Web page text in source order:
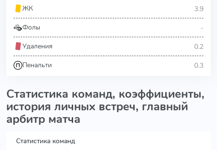
ЖК
3.9
Фолы -
Удаления 0.2
Пенальти 0.3
Статистика команд, коэффициенты,
история личных встреч, главный
арбитр матча
Статистика команд